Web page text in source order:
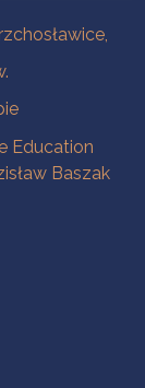
Education
Baszak